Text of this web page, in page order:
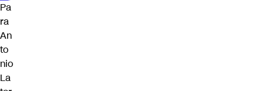
Pa
ra
An
to
nio
La